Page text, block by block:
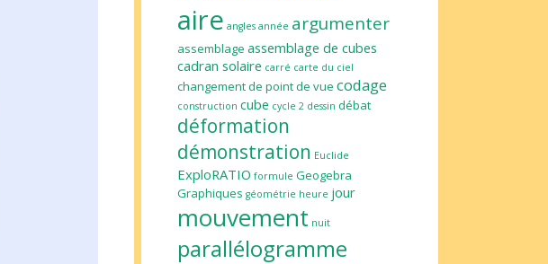
aire angles année argumenter
assemblage assemblage de cubes
cadran solaire carré carte du ciel
changement de point de vue codage
construction cube cycle 2 dessin débat
déformation
démonstration Euclide
ExploRATIO formule Geogebra
Graphiques géométrie heure jour
mouvement nuit
parallélogramme